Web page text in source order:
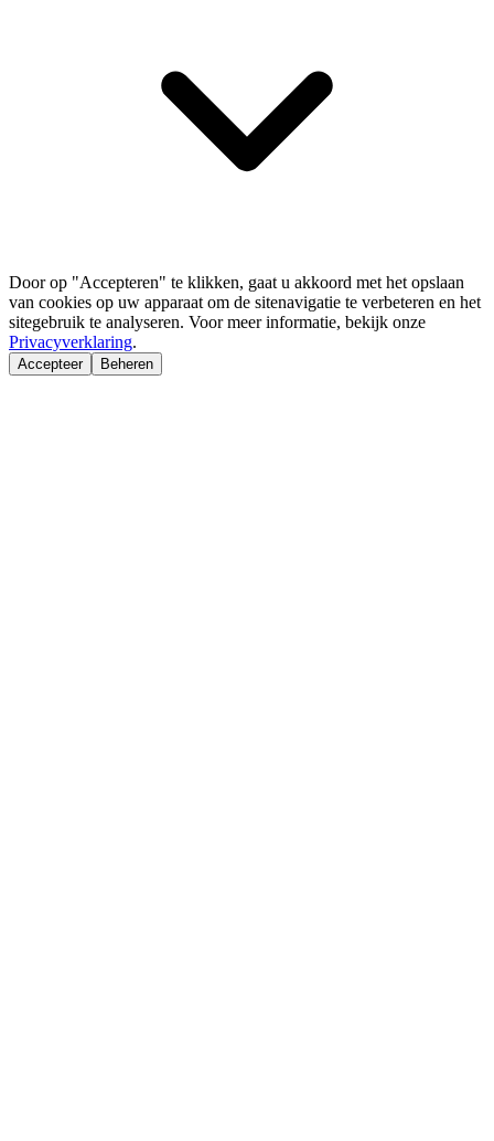
Door op "Accepteren" te klikken, gaat u akkoord met het opslaan
van cookies op uw apparaat om de sitenavigatie te verbeteren en het
sitegebruik te analyseren. Voor meer informatie, bekijk onze
Privacyverklaring.
Accepteer Beheren